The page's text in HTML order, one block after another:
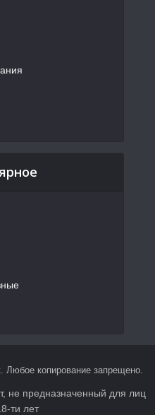
Любое копирование запрещено.